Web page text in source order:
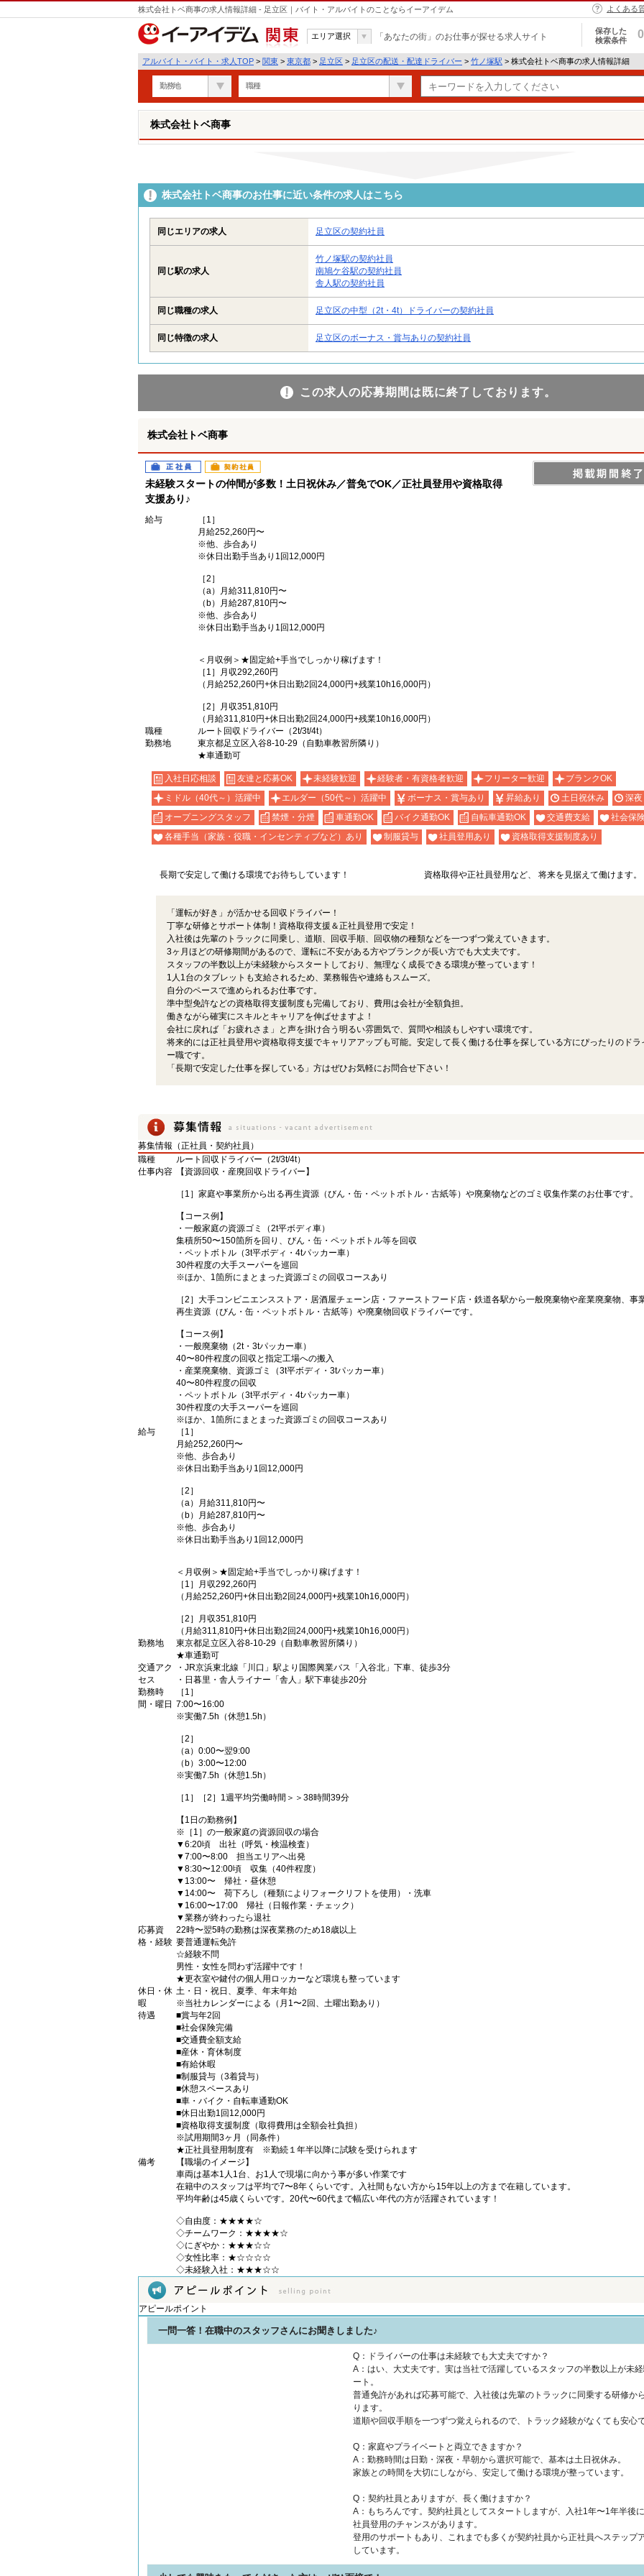
株式会社トベ商事の求人情報詳細 - 足立区｜バイト・アルバイトのことならイーアイデム よくある
関東
エリア選択 「あなたの街」のお仕事が探せる求人サイト
保存した
検索条件
0
アルバイト・バイト・求人TOP > 関東 > 東京都 > 足立区 > 足立区の配送・配達ドライバー > 竹ノ塚駅 > 株式会社トベ商事の求人情報詳細
勤務地 職種
株式会社トベ商事
株式会社トベ商事のお仕事に近い条件の求人はこちら
同じエリアの求人 足立区の契約社員
同じ駅の求人
竹ノ塚駅の契約社員
南鳩ケ谷駅の契約社員
舎人駅の契約社員
同じ職種の求人 足立区の中型（2t・4t）ドライバーの契約社員
同じ特徴の求人 足立区のボーナス・賞与ありの契約社員
この求人の応募期間は既に終了しております。
株式会社トベ商事
正社員 契約社員
未経験スタートの仲間が多数！土日祝休み／普免でOK／正社員登用や資格取得
支援あり♪
給与
［1］
月給252,260円〜
※他、歩合あり
※休日出勤手当あり1回12,000円
［2］
（a）月給311,810円〜
（b）月給287,810円〜
※他、歩合あり
※休日出勤手当あり1回12,000円
＜月収例＞★固定給+手当でしっかり稼げます！
［1］月収292,260円
（月給252,260円+休日出勤2回24,000円+残業10h16,000円）
［2］月収351,810円
（月給311,810円+休日出勤2回24,000円+残業10h16,000円）
職種
ルート回収ドライバー（2t/3t/4t）
勤務地
東京都足立区入谷8-10-29（自動車教習所隣り）
★車通勤可
入社日応相談 友達と応募OK 未経験歓迎 経験者・有資格者歓迎 フリーター歓迎
ブランクOK
ミドル（40代～）活躍中
エルダー（50代～）活躍中 ボーナス・賞与あり 昇給あり 土日祝休み
深夜
オープニングスタッフ
禁煙・分煙 車通勤OK バイク通勤OK 自転車通勤OK 交通費支給
社会保
各種手当（家族・役職・インセンティブなど）あり
制服貸与 社員登用あり 資格取得支援制度あり
長期で安定して働ける環境でお待ちしています！ 資格取得や正社員登用など、 将来を見据えて働けます。
「運転が好き」が活かせる回収ドライバー！
丁寧な研修とサポート体制！資格取得支援＆正社員登用で安定！
入社後は先輩のトラックに同乗し、道順、回収手順、回収物の種類などを一つずつ覚えていきます。
3ヶ月ほどの研修期間があるので、運転に不安がある方やブランクが長い方でも大丈夫です。
スタッフの半数以上が未経験からスタートしており、無理なく成長できる環境が整っています！
1人1台のタブレットも支給されるため、業務報告や連絡もスムーズ。
自分のペースで進められるお仕事です。
準中型免許などの資格取得支援制度も完備しており、費用は会社が全額負担。
働きながら確実にスキルとキャリアを伸ばせますよ！
会社に戻れば「お疲れさま」と声を掛け合う明るい雰囲気で、質問や相談もしやすい環境です。
将来的には正社員登用や資格取得支援でキャリアアップも可能。安定して長く働ける仕事を探している方にぴったりのドラ
ー職です。
「長期で安定した仕事を探している」方はぜひお気軽にお問合せ下さい！
募集情報（正社員・契約社員）
職種
ルート回収ドライバー（2t/3t/4t）
仕事内容
【資源回収・産廃回収ドライバー】
［1］家庭や事業所から出る再生資源（びん・缶・ペットボトル・古紙等）や廃棄物などのゴミ収集作業のお仕事です。
【コース例】
・一般家庭の資源ゴミ（2t平ボディ車）
集積所50〜150箇所を回り、びん・缶・ペットボトル等を回収
・ペットボトル（3t平ボディ・4tパッカー車）
30件程度の大手スーパーを巡回
※ほか、1箇所にまとまった資源ゴミの回収コースあり
［2］大手コンビニエンスストア・居酒屋チェーン店・ファーストフード店・鉄道各駅から一般廃棄物や産業廃棄物、事
再生資源（びん・缶・ペットボトル・古紙等）や廃棄物回収ドライバーです。
【コース例】
・一般廃棄物（2t・3tパッカー車）
40〜80件程度の回収と指定工場への搬入
・産業廃棄物、資源ゴミ（3t平ボディ・3tパッカー車）
40〜80件程度の回収
・ペットボトル（3t平ボディ・4tパッカー車）
30件程度の大手スーパーを巡回
※ほか、1箇所にまとまった資源ゴミの回収コースあり
給与
［1］
月給252,260円〜
※他、歩合あり
※休日出勤手当あり1回12,000円
［2］
（a）月給311,810円〜
（b）月給287,810円〜
※他、歩合あり
※休日出勤手当あり1回12,000円
＜月収例＞★固定給+手当でしっかり稼げます！
［1］月収292,260円
（月給252,260円+休日出勤2回24,000円+残業10h16,000円）
［2］月収351,810円
（月給311,810円+休日出勤2回24,000円+残業10h16,000円）
勤務地
東京都足立区入谷8-10-29（自動車教習所隣り）
★車通勤可
交通アク
セス
・JR京浜東北線「川口」駅より国際興業バス「入谷北」下車、徒歩3分
・日暮里・舎人ライナー「舎人」駅下車徒歩20分
勤務時
間・曜日
［1］
7:00〜16:00
※実働7.5h（休憩1.5h）
［2］
（a）0:00〜翌9:00
（b）3:00〜12:00
※実働7.5h（休憩1.5h）
［1］［2］1週平均労働時間＞＞38時間39分
【1日の勤務例】
※［1］の一般家庭の資源回収の場合
▼6:20頃 出社（呼気・検温検査）
▼7:00〜8:00 担当エリアへ出発
▼8:30〜12:00頃 収集（40件程度）
▼13:00〜 帰社・昼休憩
▼14:00〜 荷下ろし（種類によりフォークリフトを使用）・洗車
▼16:00〜17:00 帰社（日報作業・チェック）
▼業務が終わったら退社
応募資
格・経験
22時〜翌5時の勤務は深夜業務のため18歳以上
要普通運転免許
☆経験不問
男性・女性を問わず活躍中です！
★更衣室や鍵付の個人用ロッカーなど環境も整っています
休日・休
暇
土・日・祝日、夏季、年末年始
※当社カレンダーによる（月1〜2回、土曜出勤あり）
待遇
■賞与年2回
■社会保険完備
■交通費全額支給
■産休・育休制度
■有給休暇
■制服貸与（3着貸与）
■休憩スペースあり
■車・バイク・自転車通勤OK
■休日出勤1回12,000円
■資格取得支援制度（取得費用は全額会社負担）
※試用期間3ヶ月（同条件）
★正社員登用制度有 ※勤続１年半以降に試験を受けられます
備考
【職場のイメージ】
車両は基本1人1台、お1人で現場に向かう事が多い作業です
在籍中のスタッフは平均で7〜8年くらいです。入社間もない方から15年以上の方まで在籍しています。
平均年齢は45歳くらいです。20代〜60代まで幅広い年代の方が活躍されています！
◇自由度：★★★★☆
◇チームワーク：★★★★☆
◇にぎやか：★★★☆☆
◇女性比率：★☆☆☆☆
◇未経験入社：★★★☆☆
アピールポイント
一問一答！在職中のスタッフさんにお聞きしました♪
Q：ドライバーの仕事は未経験でも大丈夫ですか？
A：はい、大丈夫です。実は当社で活躍しているスタッフの半数以上が未
ート。
普通免許があれば応募可能で、入社後は先輩のトラックに同乗する研修か
ります。
道順や回収手順を一つずつ覚えられるので、トラック経験がなくても安心
Q：家庭やプライベートと両立できますか？
A：勤務時間は日勤・深夜・早朝から選択可能で、基本は土日祝休み。
家族との時間を大切にしながら、安定して働ける環境が整っています。
Q：契約社員とありますが、長く働けますか？
A：もちろんです。契約社員としてスタートしますが、入社1年〜1年半後
社員登用のチャンスがあります。
登用のサポートもあり、これまでも多くが契約社員から正社員へステップ
しています。